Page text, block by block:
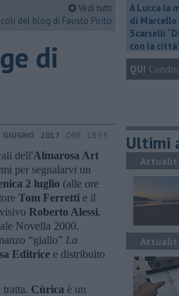
Vedi tutti
del blog di Fausto Pirìto
di
2017 ORE 18:55
dell'Almarosa Art
per segnalarvi un
2 luglio (alle ore
Tom Ferretti e il
Roberto Alessi,
Novella 2000.
“giallo” La
Editrice e distribuito
tratta. Cùrica è un
A Lucca la
di Marcello
Scarselli
con la città"
QUI
Ultimi